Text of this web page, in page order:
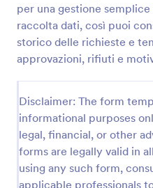
per una gestione
raccolta dati, così puoi
storico delle richieste e
approvazioni, rifiuti e
Disclaimer: The form
informational purposes
legal, financial, or other
forms are legally valid in
using any such form,
applicable professionals
aziendale, ideale per
velocizzare la raccolta
risposta in modo
Go to Category:
Moduli di Richiesta